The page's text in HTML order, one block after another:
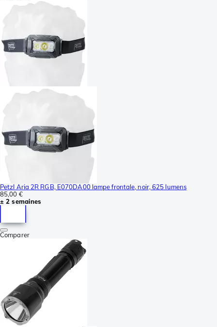
Petzl Aria 2R RGB, E070DA00 lampe frontale, noir, 625 lumens
85,00 €
± 2 semaines
Comparer